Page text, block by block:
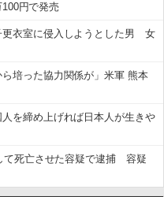
円で発売
更衣室に侵入しようとした男 女
培った協力関係が」米軍 熊本
を締め上げれば日本人が生きや
て死亡させた容疑で逮捕 容疑